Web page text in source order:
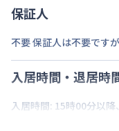
保証人
不要 保証人は不要です
入居時間・退居時
入居時間: 15時00分以